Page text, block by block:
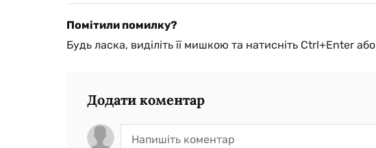
Помітили помилку?
Будь ласка, виділіть її мишкою та натисніть Ctrl+Enter або
Додати коментар